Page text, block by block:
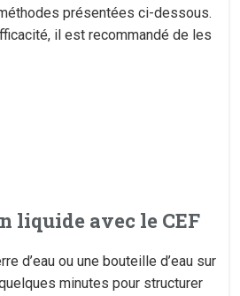
présentées ci-dessous.
il est recommandé de les
liquide avec le CEF
d’eau ou une bouteille d’eau sur
minutes pour structurer